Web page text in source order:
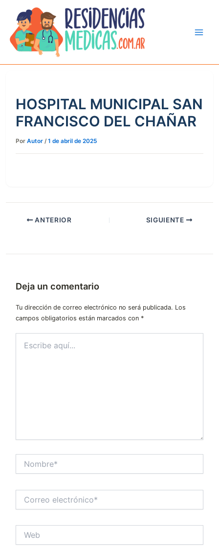
contenido
HOSPITAL MUNICIPAL SAN
FRANCISCO DEL CHAÑAR
Por Autor /1 de abril de 2025
ANTERIOR SIGUIENTE
Deja un comentario
Tu dirección de correo electrónico no será publicada. Los
campos obligatorios están marcados con *
aquí...
electrónico*